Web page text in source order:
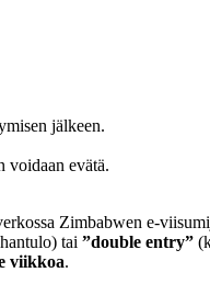
jälkeen.
voidaan evätä.
Zimbabwen e-
tai ”double entry”
viikkoa.